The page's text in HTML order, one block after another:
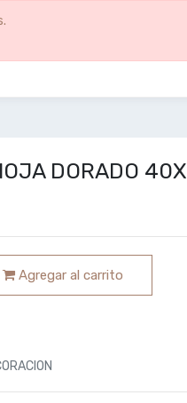
DORADO
Agregar al carrito